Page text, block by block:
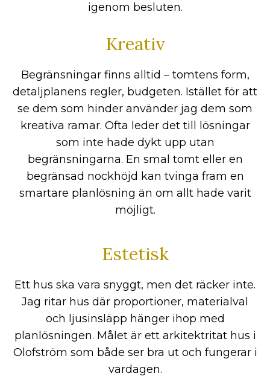
igenom besluten.
Kreativ
Begränsningar finns alltid – tomtens form,
detaljplanens regler, budgeten. Istället för att
se dem som hinder använder jag dem som
kreativa ramar. Ofta leder det till lösningar
som inte hade dykt upp utan
begränsningarna. En smal tomt eller en
begränsad nockhöjd kan tvinga fram en
smartare planlösning än om allt hade varit
möjligt.
Estetisk
Ett hus ska vara snyggt, men det räcker inte.
Jag ritar hus där proportioner, materialval
och ljusinsläpp hänger ihop med
planlösningen. Målet är ett arkitektritat hus i
Olofström som både ser bra ut och fungerar i
vardagen.